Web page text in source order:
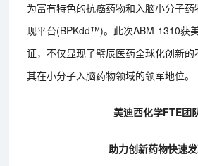
为富有特色的抗癌药物和入脑小分子
现平台(BPKdd™)。此次ABM-1310获
证，不仅显现了璧辰医药全球化创新
其在小分子入脑药物领域的领军地位。
美迪西化学FTE团
助力创新药物快速